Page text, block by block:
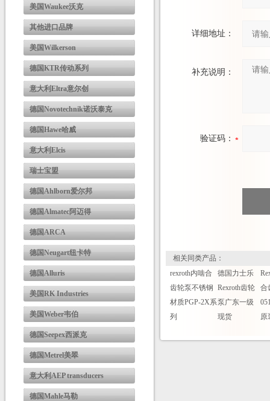
美国Waukee沃克
其他进口品牌
美国Wilkerson
德国KTR传动系列
意大利Eltra意尔创
德国Novotechnik诺沃泰克
德国Hawe哈威
意大利Elcis
瑞士宝盟
德国Ahlborn爱尔邦
德国Almatec阿迈得
德国ARCA
德国Neugart纽卡特
德国Alluris
美国RK Industries
美国Weber韦伯
德国Seepex西派克
德国Metrel美翠
意大利AEP transducers
德国Mahle马勒
详细地址：
补充说明：
验证码：
相关同类产品：
rexroth内啮合
齿轮泵不锈钢
材质PGP-2X系
列
德国力士乐
Rexroth齿轮
泵广东一级
现货
合
原